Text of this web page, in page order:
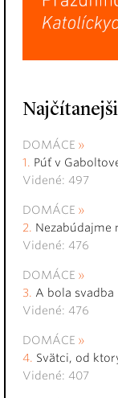
DOMÁCE
Púť v
Videné: 497
DOMÁCE
Nezabúdajme
Videné: 476
DOMÁCE
A bola svadba
Videné: 476
DOMÁCE
Svätci, od
Videné: 407